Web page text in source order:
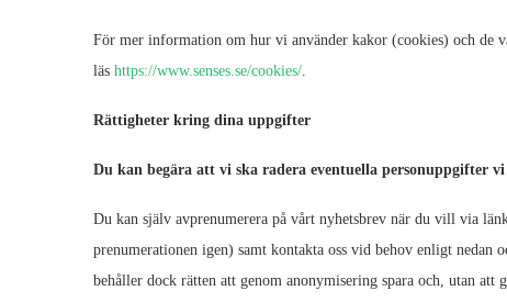
För mer information om hur vi använder kakor (cookies) och de
läs https://www.senses.se/cookies/.
Rättigheter kring dina uppgifter
Du kan begära att vi ska radera eventuella personuppgifter vi
Du kan själv avprenumerera på vårt nyhetsbrev när du vill via
prenumerationen igen) samt kontakta oss vid behov enligt
behåller dock rätten att genom anonymisering spara och, utan